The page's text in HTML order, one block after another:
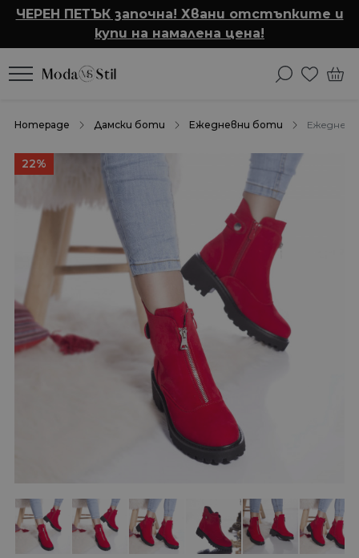
ЧЕРЕН ПЕТЪК започна! Хвани отстъпките и
купи на намалена цена!
Homepage Дамски боти Ежедневни боти
22%